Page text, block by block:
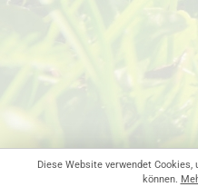
Diese Website verwendet
können.